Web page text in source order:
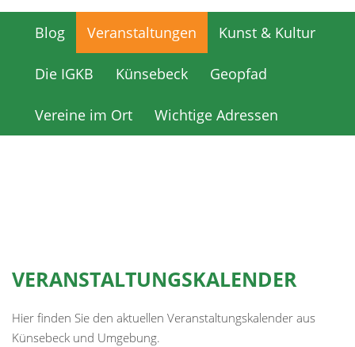
Blog Veranstaltungen Kunst & Kultur
Die IGKB Künsebeck Geopfad
Vereine im Ort Wichtige Adressen
VERANSTALTUNGSKALENDER
Hier finden Sie den aktuellen Veranstaltungskalender aus
Künsebeck und Umgebung.